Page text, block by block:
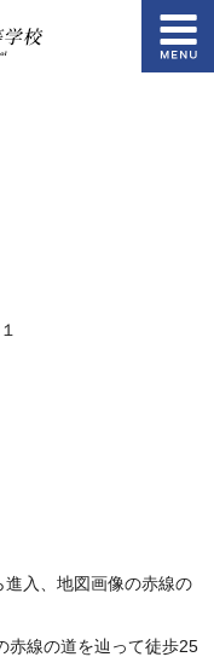
学校法人成美学
進入、地図画像の赤線の
赤線の道を辿って徒歩25